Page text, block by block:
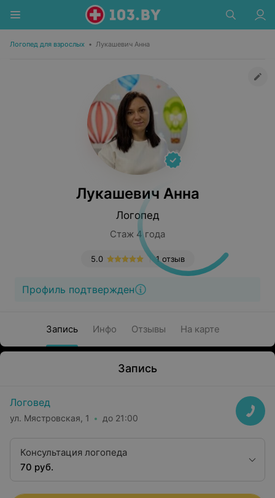
Логопед для взрослых • Лукашевич Анна
Лукашевич Анна
Логопед
Стаж 4 года
1 отзыв
5.0
Профиль подтвержден
Запись Инфо Отзывы На карте
Запись
Логовед
ул. Мястровская, 1 до 21:00
Консультация логопеда
70 руб.